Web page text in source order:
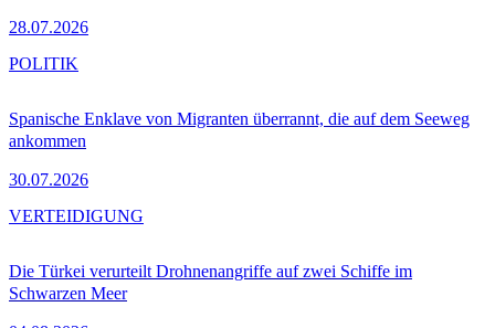
28.07.2026
Spanische Enklave von Migranten überrannt, die auf dem Seeweg
ankommen
30.07.2026
POLITIK
Die Türkei verurteilt Drohnenangriffe auf zwei Schiffe im
Schwarzen Meer
VERTEIDIGUNG